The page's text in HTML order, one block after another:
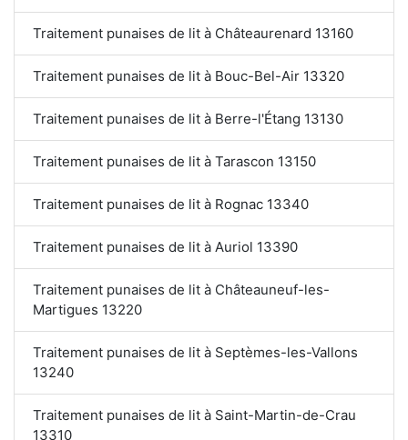
Traitement punaises de lit à Châteaurenard 13160
Traitement punaises de lit à Bouc-Bel-Air 13320
Traitement punaises de lit à Berre-l'Étang 13130
Traitement punaises de lit à Tarascon 13150
Traitement punaises de lit à Rognac 13340
Traitement punaises de lit à Auriol 13390
Traitement punaises de lit à Châteauneuf-les-
Martigues 13220
Traitement punaises de lit à Septèmes-les-Vallons
13240
Traitement punaises de lit à Saint-Martin-de-Crau
13310